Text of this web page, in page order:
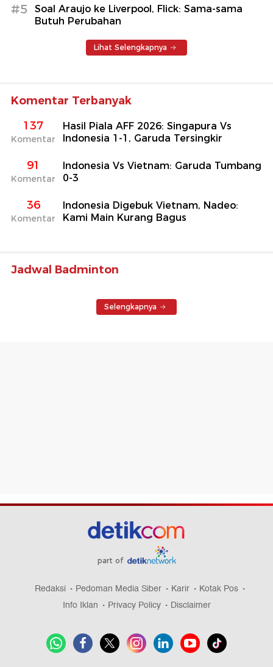
#5
Soal Araujo ke Liverpool, Flick: Sama-sama
Butuh Perubahan
Lihat Selengkapnya
Komentar Terbanyak
137
Komentar
Hasil Piala AFF 2026: Singapura Vs
Indonesia 1-1, Garuda Tersingkir
91
Komentar
Indonesia Vs Vietnam: Garuda Tumbang
0-3
36
Komentar
Indonesia Digebuk Vietnam, Nadeo:
Kami Main Kurang Bagus
Jadwal Badminton
Selengkapnya
part of
Redaksi Pedoman Media Siber Karir
Kotak Pos
Info Iklan
Privacy Policy Disclaimer